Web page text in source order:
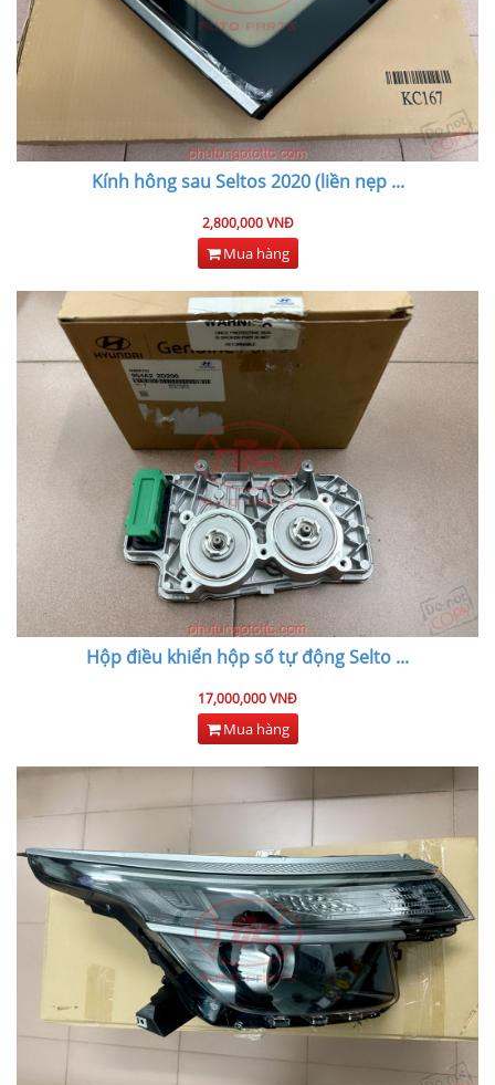
Kính hông sau Seltos 2020 (liền nẹp...
2,800,000 VNĐ
Mua hàng
Hộp điều khiển hộp số tự động Selto ...
17,000,000 VNĐ
Mua hàng